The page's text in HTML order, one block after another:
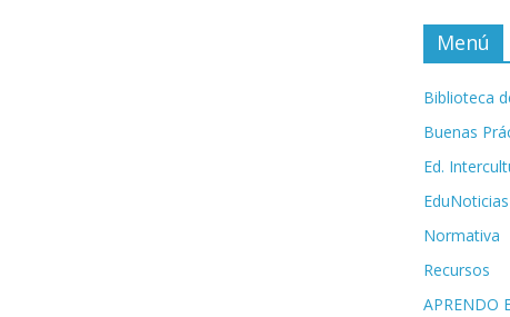
Menú
Biblioteca
Buenas
Ed.
EduNoticias
Normativa
Recursos
APRENDO